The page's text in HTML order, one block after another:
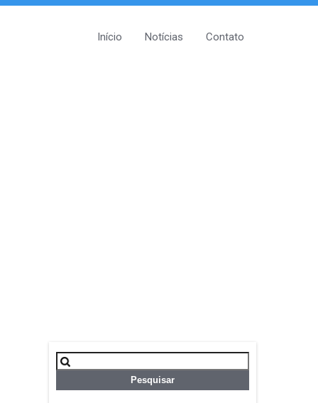
Início Notícias Contato
Pesquisar
por: